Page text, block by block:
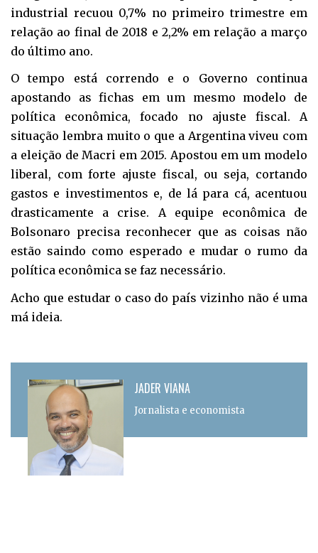
industrial recuou 0,7% no primeiro trimestre em
relação ao final de 2018 e 2,2% em relação a março
do último ano.
O tempo está correndo e o Governo continua
apostando as fichas em um mesmo modelo de
política econômica, focado no ajuste fiscal. A
situação lembra muito o que a Argentina viveu com
a eleição de Macri em 2015. Apostou em um modelo
liberal, com forte ajuste fiscal, ou seja, cortando
gastos e investimentos e, de lá para cá, acentuou
drasticamente a crise. A equipe econômica de
Bolsonaro precisa reconhecer que as coisas não
estão saindo como esperado e mudar o rumo da
política econômica se faz necessário.
Acho que estudar o caso do país vizinho não é uma
má ideia.
JADER VIANA
Jornalista e economista